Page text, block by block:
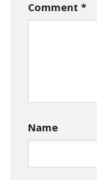
Comment *
Name